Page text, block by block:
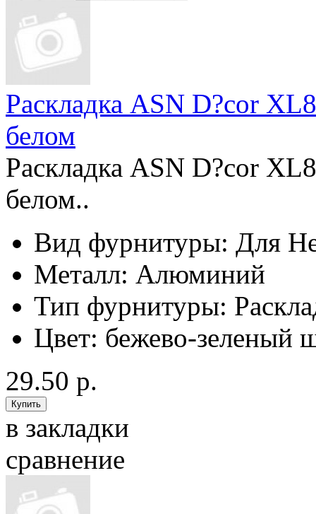
Раскладка ASN D?cor
белом
Раскладка ASN D?cor
белом..
Вид фурнитуры: Для
Металл: Алюминий
Тип фурнитуры:
Цвет: бежево-зеленый
29.50 р.
в закладки
сравнение